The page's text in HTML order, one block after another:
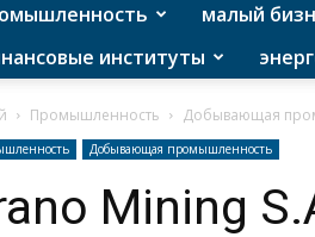
малый
институты
Промышленность Добывающая
Добывающая промышленность
Mining